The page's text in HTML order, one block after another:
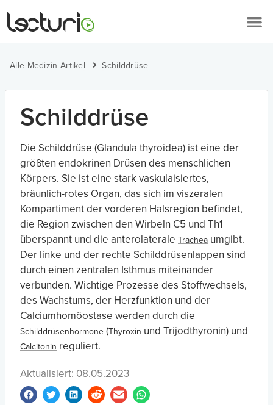
Alle Medizin Artikel Schilddrüse
Schilddrüse
Die Schilddrüse (Glandula thyroidea) ist eine der
größten endokrinen Drüsen des menschlichen
Körpers. Sie ist eine stark vaskulaisiertes,
bräunlich-rotes Organ, das sich im viszeralen
Kompartiment der vorderen Halsregion befindet,
die Region zwischen den Wirbeln C5 und Th1
überspannt und die anterolaterale Trachea umgibt.
Der linke und der rechte Schilddrüsenlappen sind
durch einen zentralen Isthmus miteinander
verbunden. Wichtige Prozesse des Stoffwechsels,
des Wachstums, der Herzfunktion und der
Calciumhomöostase werden durch die
Schilddrüsenhormone (Thyroxin und Trijodthyronin) und
Calcitonin reguliert.
Aktualisiert: 08.05.2023